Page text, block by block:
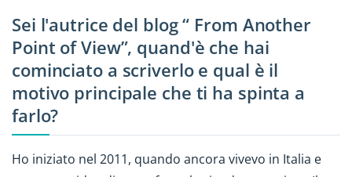
Sei l'autrice del blog “ From Another
Point of View”, quand'è che hai
cominciato a scriverlo e qual è il
motivo principale che ti ha spinta a
farlo?
Ho iniziato nel 2011, quando ancora vivevo in Italia e